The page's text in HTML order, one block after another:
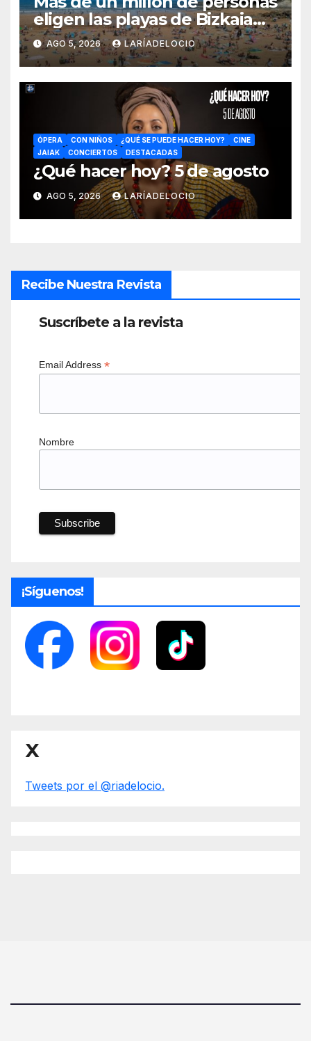
eligen las playas de Bizkaia
en la primera mitad de la
temporada
AGO 5, 2026 LARÍADELOCIO
ÓPERA CON NIÑOS ¿QUÉ SE PUEDE HACER HOY?
CINE
JAIAK
CONCIERTOS DESTACADAS
¿Qué hacer hoy? 5 de agosto
AGO 5, 2026 LARÍADELOCIO
Recibe Nuestra Revista
Suscríbete a la revista
Email Address *
Nombre
¡Síguenos!
X
Tweets por el @riadelocio.